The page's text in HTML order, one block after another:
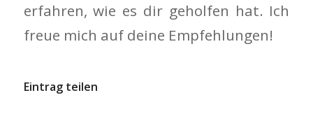
erfahren, wie es dir geholfen hat. Ich
freue mich auf deine Empfehlungen!
Eintrag teilen